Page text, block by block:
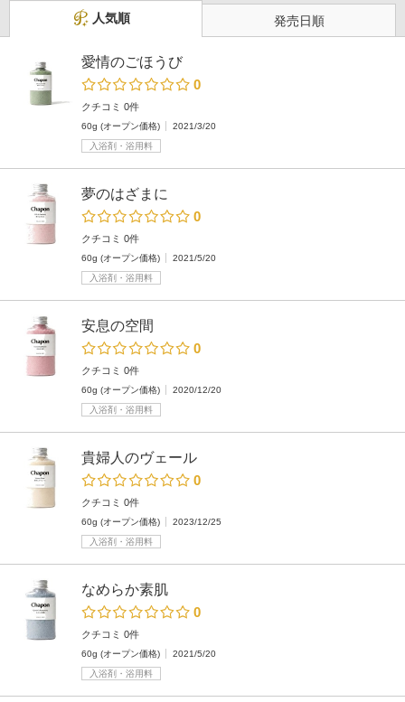
人気順 発売日順
愛情のごほうび
0
クチコミ 0件
60g (オープン価格)
2021/3/20
入浴剤・浴用料
夢のはざまに
0
クチコミ 0件
60g (オープン価格)
2021/5/20
入浴剤・浴用料
安息の空間
0
クチコミ 0件
60g (オープン価格)
2020/12/20
入浴剤・浴用料
貴婦人のヴェール
0
クチコミ 0件
60g (オープン価格)
2023/12/25
入浴剤・浴用料
なめらか素肌
0
クチコミ 0件
60g (オープン価格)
2021/5/20
入浴剤・浴用料